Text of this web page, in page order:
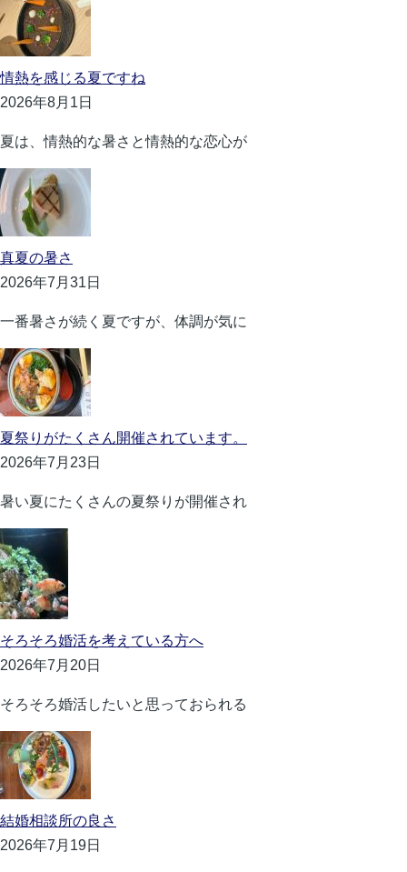
情熱を感じる夏ですね
2026年8月1日
夏は、情熱的な暑さと情熱的な恋心が
真夏の暑さ
2026年7月31日
一番暑さが続く夏ですが、体調が気に
夏祭りがたくさん開催されています。
2026年7月23日
暑い夏にたくさんの夏祭りが開催され
そろそろ婚活を考えている方へ
2026年7月20日
そろそろ婚活したいと思っておられる
結婚相談所の良さ
2026年7月19日